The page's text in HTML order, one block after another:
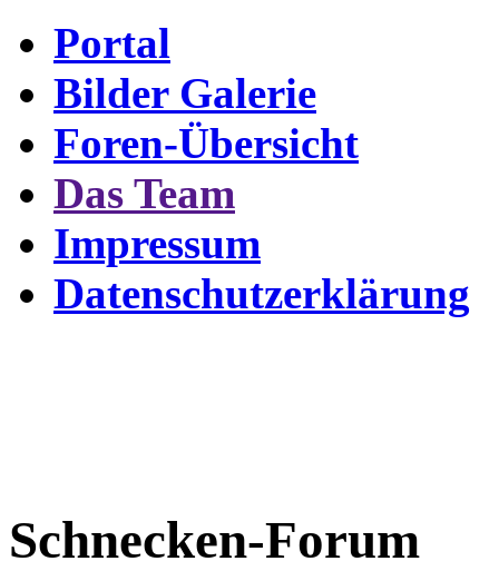
Portal
Bilder Galerie
Foren-Übersicht
Das Team
Impressum
Datenschutzerklärung
Schnecken-Forum